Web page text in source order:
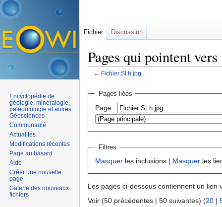
Pages qui pointent
← Fichier:St h.jpg
Pages liées
Page :
Filtres
Masquer les inclusions | Masquer les
Les pages ci-dessous contiennent un lien
Voir (50 précédentes | 50 suivantes) (20 |
Fichier Discussion
Encyclopédie de
géologie, minéralogie,
paléontologie et autres
Géosciences
Communauté
Actualités
Modifications récentes
Page au hasard
Aide
Créer une nouvelle
page
Galerie des nouveaux
fichiers